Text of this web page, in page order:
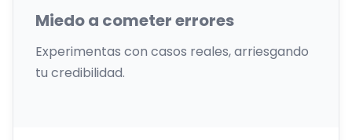
Miedo a cometer errores
Experimentas con casos reales, arriesgando
tu credibilidad.